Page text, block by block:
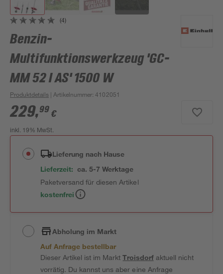
(4)
Benzin-
Multifunktionswerkzeug 'GC-
MM 52 I AS' 1500 W
Produktdetails | Artikelnummer:4102051
229,99 €
inkl. 19% MwSt.
Lieferung nach Hause
Lieferzeit: ca. 5-7 Werktage
Paketversand für diesen Artikel
kostenfrei
Abholung im Markt
Auf Anfrage bestellbar
Dieser Artikel ist im MarktTroisdorfaktuell nicht
vorrätig. Du kannst uns aber eine Anfrage